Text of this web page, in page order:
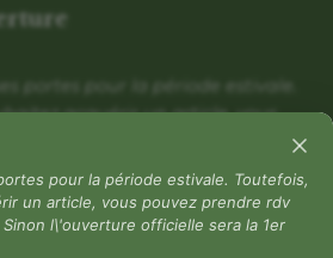
portes pour la période estivale.
acquérir un article, vous
téléphone portable. Sinon
la 1er septembre. Merci
: Fermé
pour la période estivale. Toutefois,
un article, vous pouvez prendre rdv
l\'ouverture officielle sera la 1er